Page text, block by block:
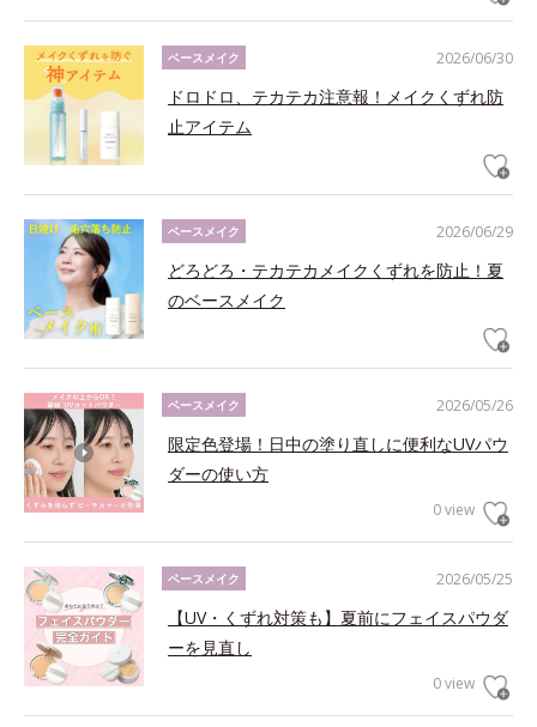
2026/06/30
ベースメイク
ドロドロ、テカテカ注意報！メイクくずれ防
止アイテム
2026/06/29
ベースメイク
どろどろ・テカテカメイクくずれを防止！夏
のベースメイク
2026/05/26
ベースメイク
限定色登場！日中の塗り直しに便利なUVパウ
ダーの使い方
0 view
2026/05/25
ベースメイク
【UV・くずれ対策も】夏前にフェイスパウダ
ーを見直し
0 view